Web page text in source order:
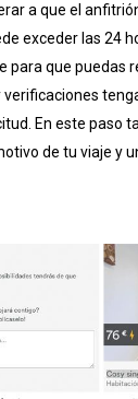
a que el
exceder las 24
para que puedas
En este paso
de tu viaje y